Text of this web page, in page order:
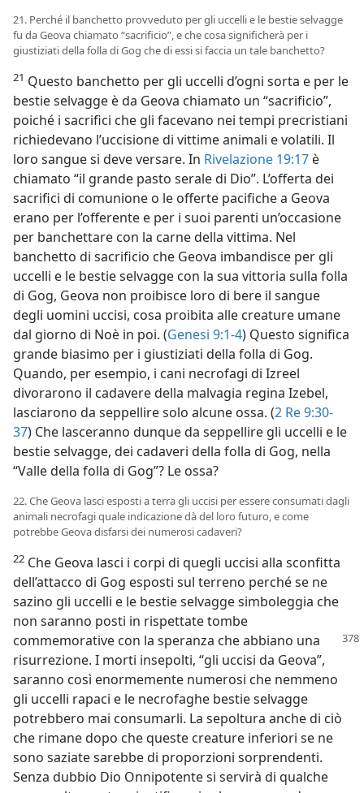
21. Perché il banchetto provveduto per gli uccelli e le bestie selvagge
fu da Geova chiamato “sacrificio”, e che cosa significherà per i
giustiziati della folla di Gog che di essi si faccia un tale banchetto?
21 Questo banchetto per gli uccelli d’ogni sorta e per le
bestie selvagge è da Geova chiamato un “sacrificio”,
poiché i sacrifici che gli facevano nei tempi precristiani
richiedevano l’uccisione di vittime animali e volatili. Il
loro sangue si deve versare. In Rivelazione 19:17 è
chiamato “il grande pasto serale di Dio”. L’offerta dei
sacrifici di comunione o le offerte pacifiche a Geova
erano per l’offerente e per i suoi parenti un’occasione
per banchettare con la carne della vittima. Nel
banchetto di sacrificio che Geova imbandisce per gli
uccelli e le bestie selvagge con la sua vittoria sulla folla
di Gog, Geova non proibisce loro di bere il sangue
degli uomini uccisi, cosa proibita alle creature umane
dal giorno di Noè in poi. (Genesi 9:1-4) Questo significa
grande biasimo per i giustiziati della folla di Gog.
Quando, per esempio, i cani necrofagi di Izreel
divorarono il cadavere della malvagia regina Izebel,
lasciarono da seppellire solo alcune ossa. (2 Re 9:30-
37) Che lasceranno dunque da seppellire gli uccelli e le
bestie selvagge, dei cadaveri della folla di Gog, nella
“Valle della folla di Gog”? Le ossa?
22. Che Geova lasci esposti a terra gli uccisi per essere consumati dagli
animali necrofagi quale indicazione dà del loro futuro, e come
potrebbe Geova disfarsi dei numerosi cadaveri?
22 Che Geova lasci i corpi di quegli uccisi alla sconfitta
dell’attacco di Gog esposti sul terreno perché se ne
sazino gli uccelli e le bestie selvagge simboleggia che
non saranno posti in rispettate tombe
commemorative con la speranza che abbiano una
risurrezione. I morti insepolti, “gli uccisi da Geova”,
saranno così enormemente numerosi che nemmeno
gli uccelli rapaci e le necrofaghe bestie selvagge
potrebbero mai consumarli. La sepoltura anche di ciò
che rimane dopo che queste creature inferiori se ne
sono saziate sarebbe di proporzioni sorprendenti.
Senza dubbio Dio Onnipotente si servirà di qualche